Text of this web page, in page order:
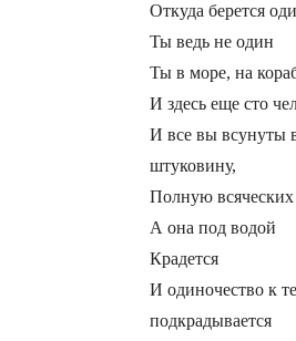
Откуда берется
Ты ведь не один
Ты в море, на
И здесь еще сто
И все вы всунуты
штуковину,
Полную всяческих
А она под водой
Крадется
И одиночество к
подкрадывается